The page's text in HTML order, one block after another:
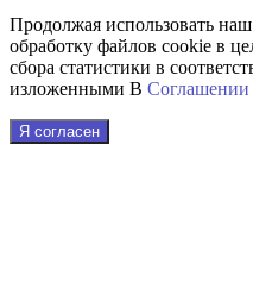
Продолжая использовать наш
обработку файлов cookie в
сбора статистики в
изложенными В Соглашении
Я согласен